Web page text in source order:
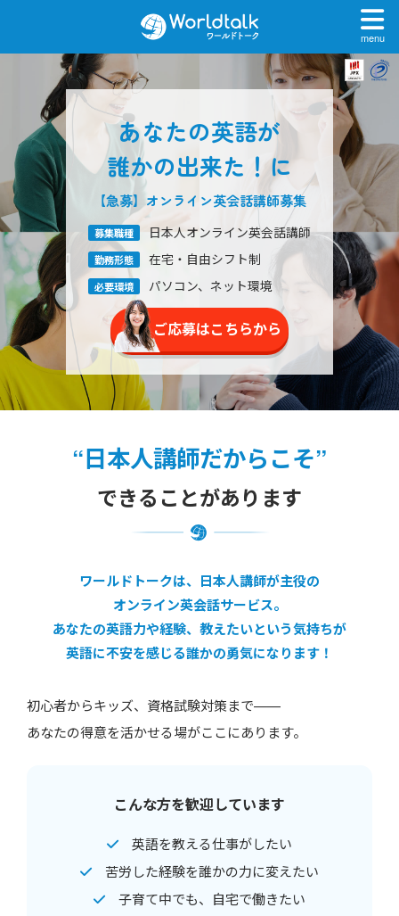
menu
あなたの英語が
誰かの出来た！に
【急募】オンライン英会話講師募集
募集職種 日本人オンライン英会話講師
勤務形態 在宅・自由シフト制
必要環境 パソコン、ネット環境
ご応募はこちらから
“日本人講師だからこそ”
できることがあります
ワールドトークは、日本人講師が主役の
オンライン英会話サービス。
あなたの英語力や経験、教えたいという気持ちが
英語に不安を感じる誰かの勇気になります！
初心者からキッズ、資格試験対策まで——
あなたの得意を活かせる場がここにあります。
こんな方を歓迎しています
英語を教える仕事がしたい
苦労した経験を誰かの力に変えたい
子育て中でも、自宅で働きたい